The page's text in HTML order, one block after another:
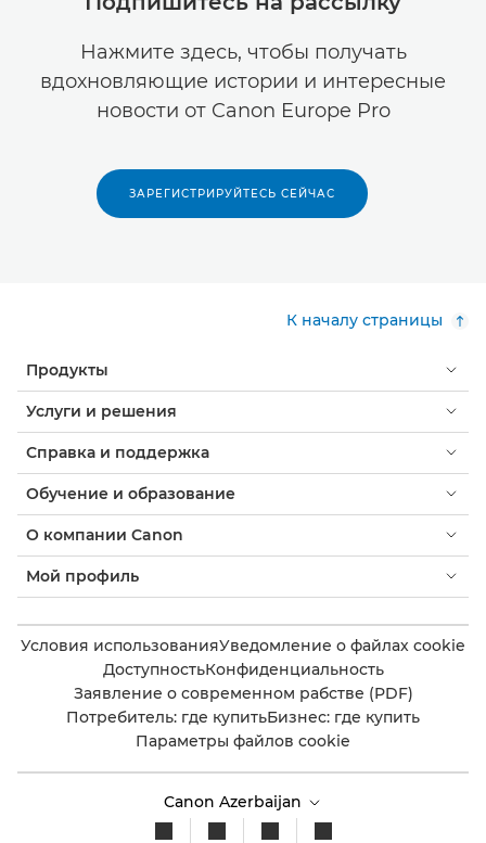
Нажмите здесь, чтобы получать
вдохновляющие истории и интересные
новости от Canon Europe Pro
ЗАРЕГИСТРИРУЙТЕСЬ СЕЙЧАС
К началу страницы
Продукты
Услуги и решения
Справка и поддержка
Обучение и образование
О компании Canon
Мой профиль
Условия использованияУведомление о файлах cookie
ДоступностьКонфиденциальность
Заявление о современном рабстве (PDF)
Потребитель: где купитьБизнес: где купить
Параметры файлов cookie
Canon Azerbaijan